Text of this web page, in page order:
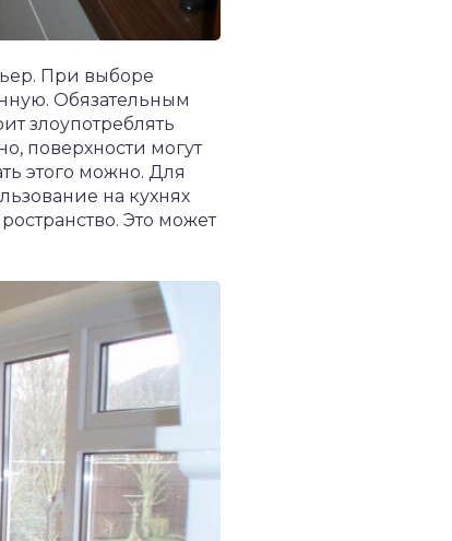
При выборе
Обязательным
злоупотреблять
поверхности могут
этого можно. Для
на кухнях
Это может